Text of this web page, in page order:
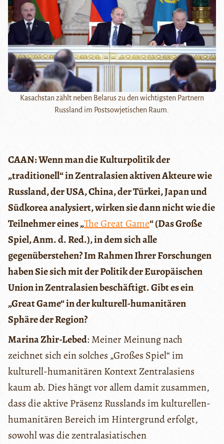
Kasachstan zählt neben Belarus zu den wichtigsten Partnern
Russland im Postsowjetischen Raum.
CAAN:Wenn man die Kulturpolitik der
„traditionell“ in Zentralasien aktiven Akteure wie
Russland, der USA, China, der Türkei, Japan und
Südkorea analysiert, wirken sie dann nicht wie die
Teilnehmer eines „The Great Game“ (Das Große
Spiel, Anm. d. Red.), in dem sich alle
gegenüberstehen? Im Rahmen Ihrer Forschungen
haben Sie sich mit der Politik der Europäischen
Union in Zentralasien beschäftigt. Gibt es ein
„Great Game“ in der kulturell-humanitären
Sphäre der Region?
Marina Zhir-Lebed: Meiner Meinung nach
zeichnet sich ein solches „Großes Spiel“ im
kulturell-humanitären Kontext Zentralasiens
kaum ab. Dies hängt vor allem damit zusammen,
dass die aktive Präsenz Russlands im kulturellen-
humanitären Bereich im Hintergrund erfolgt,
sowohl was die zentralasiatischen